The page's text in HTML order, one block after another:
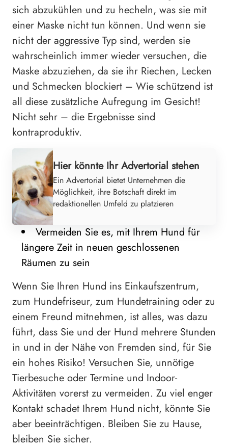
sich abzukühlen und zu hecheln, was sie mit
einer Maske nicht tun können. Und wenn sie
nicht der aggressive Typ sind, werden sie
wahrscheinlich immer wieder versuchen, die
Maske abzuziehen, da sie ihr Riechen, Lecken
und Schmecken blockiert – Wie schützend ist
all diese zusätzliche Aufregung im Gesicht!
Nicht sehr – die Ergebnisse sind
kontraproduktiv.
Hier könnte Ihr Advertorial stehen
Ein Advertorial bietet Unternehmen die
Möglichkeit, ihre Botschaft direkt im
redaktionellen Umfeld zu platzieren
Vermeiden Sie es, mit Ihrem Hund für
längere Zeit in neuen geschlossenen
Räumen zu sein
Wenn Sie Ihren Hund ins Einkaufszentrum,
zum Hundefriseur, zum Hundetraining oder zu
einem Freund mitnehmen, ist alles, was dazu
führt, dass Sie und der Hund mehrere Stunden
in und in der Nähe von Fremden sind, für Sie
ein hohes Risiko! Versuchen Sie, unnötige
Tierbesuche oder Termine und Indoor-
Aktivitäten vorerst zu vermeiden. Zu viel enger
Kontakt schadet Ihrem Hund nicht, könnte Sie
aber beeinträchtigen. Bleiben Sie zu Hause,
bleiben Sie sicher.